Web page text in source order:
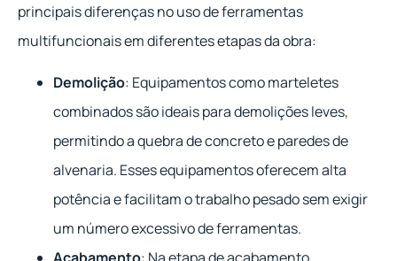
principais diferenças no uso de ferramentas
multifuncionais em diferentes etapas da obra:
Demolição: Equipamentos como marteletes
combinados são ideais para demolições leves,
permitindo a quebra de concreto e paredes de
alvenaria. Esses equipamentos oferecem alta
potência e facilitam o trabalho pesado sem exigir
um número excessivo de ferramentas.